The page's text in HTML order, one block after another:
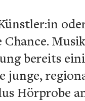
Chance.
bereits
junge,
Hörprobe